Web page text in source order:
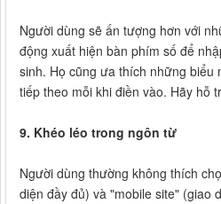
Người dùng sẽ ấn tượng hơn với
động xuất hiện bàn phím số để
sinh. Họ cũng ưa thích những biểu
tiếp theo mỗi khi điền vào. Hãy hỗ
9. Khéo léo trong ngôn từ
Người dùng thường không thích
diện đầy đủ) và "mobile site" (giao